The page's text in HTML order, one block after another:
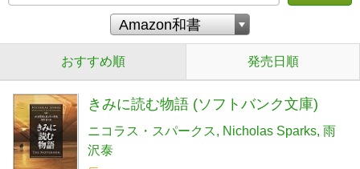
おすすめ順 発売日順
きみに読む物語 (ソフトバンク文庫)
ニコラス・スパークス Nicholas Sparks 雨
沢泰